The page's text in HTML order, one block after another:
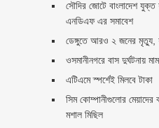
সৌদির জোটে বাংলাদেশ যুক্ত
এনডিএফ এর সমাবেশ
ডেঙ্গুতে আরও ২ জনের মৃত্যু,
ওসমানীনগরে বাস দুর্ঘটনায়
এটিএমে স্পর্শেই মিলবে টাকা
সিম কোম্পানীগুলোর মেয়াদের
মশাল মিছিল